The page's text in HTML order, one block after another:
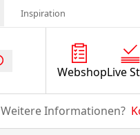
Inspiration
WebshopLive
Weitere Informationen?